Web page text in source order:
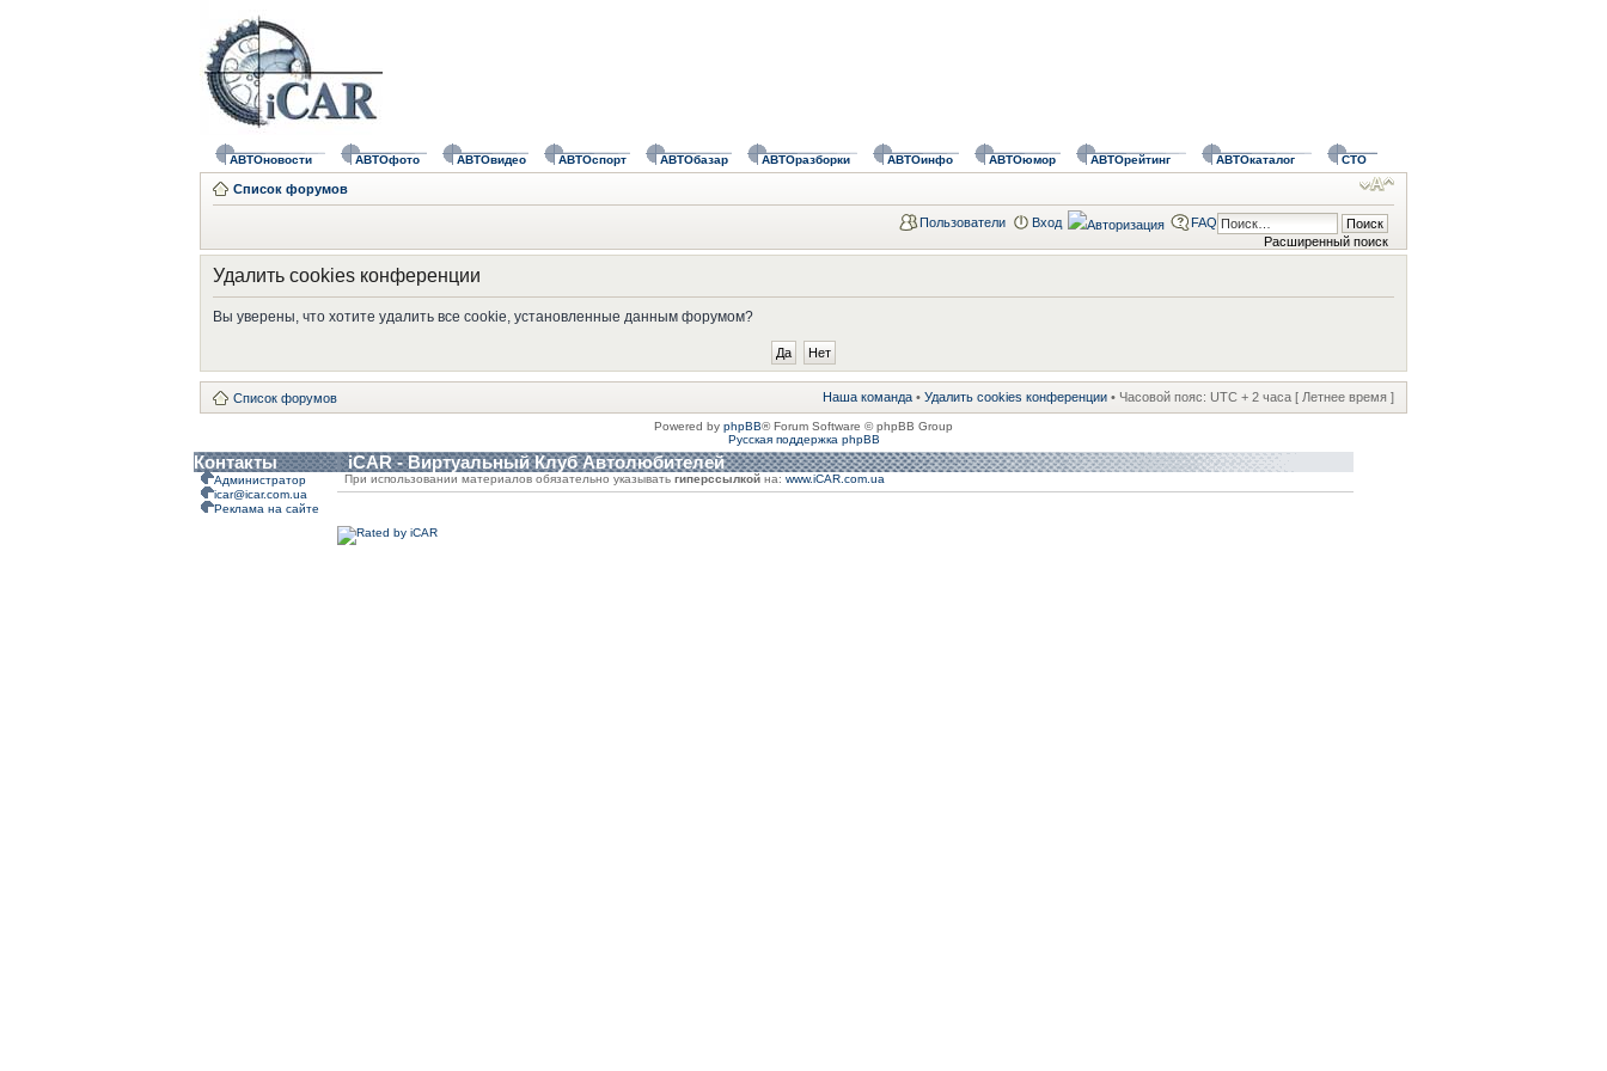
АВТОновости АВТОфото АВТОвидео АВТОспорт АВТОбазар АВТОразборки АВТОинфо АВТОюмор АВТОрейтинг АВТОкаталог СТО
Список форумов
Расширенный поиск
Пользователи Вход FAQ
Удалить cookies конференции
Вы уверены, что хотите удалить все cookie, установленные данным форумом?
Список форумов Наша команда • Удалить cookies конференции • Часовой пояс: UTC + 2 часа [ Летнее время ]
Powered by phpBB® Forum Software © phpBB Group
Русская поддержка phpBB
Контакты iCAR - Виртуальный Клуб Автолюбителей
Администратор
icar@icar.com.ua
Реклама на сайте
При использовании материалов обязательно указывать гиперссылкой на: www.iCAR.com.ua